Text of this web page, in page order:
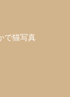
で猫写真